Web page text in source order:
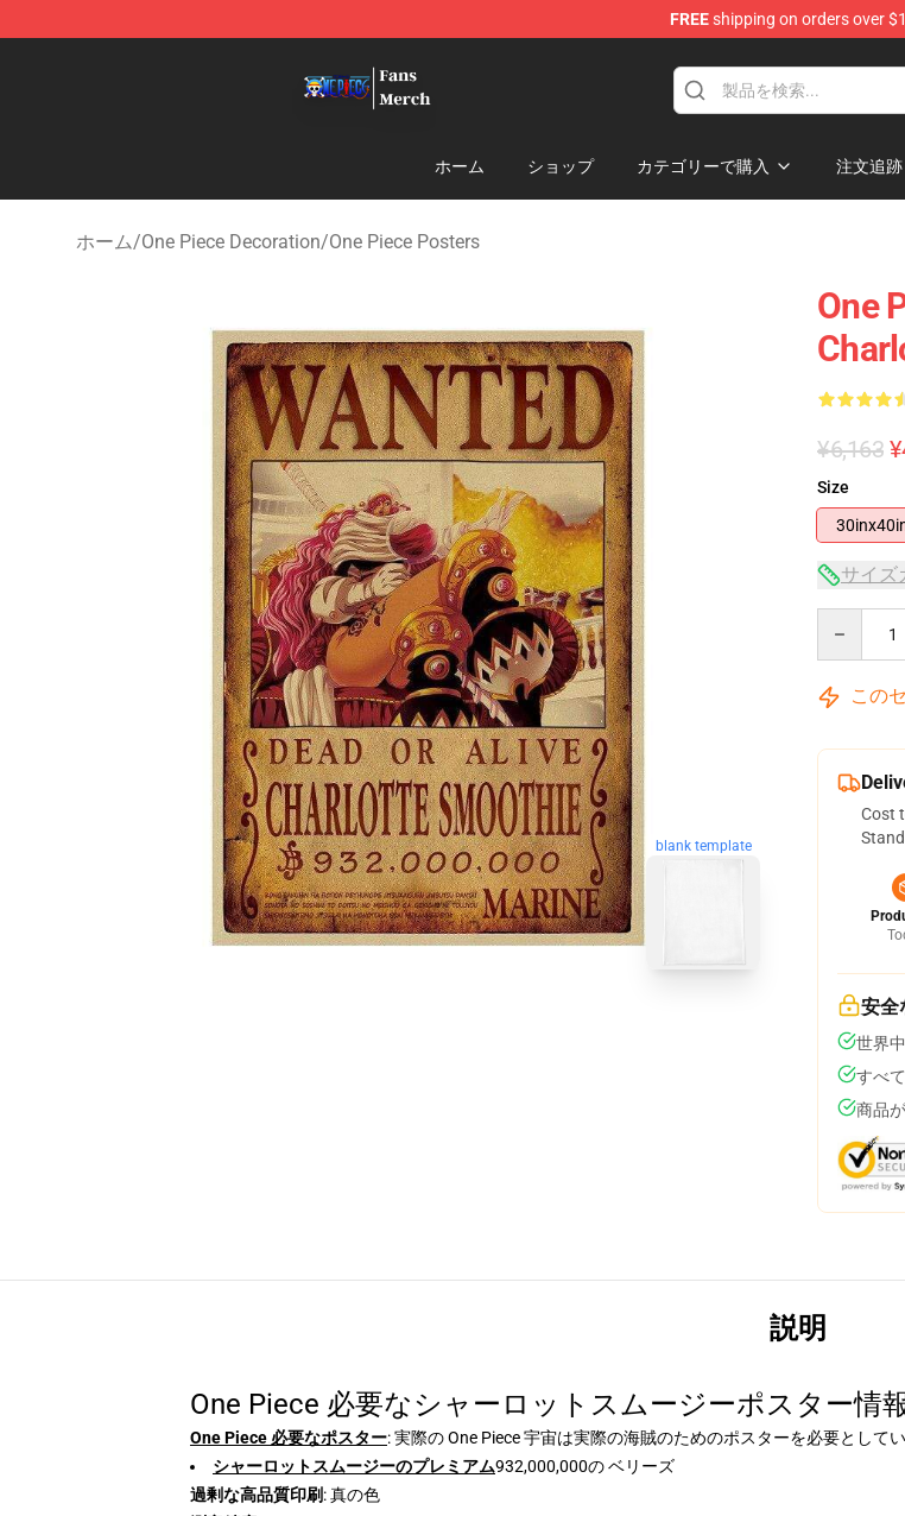
FREEshipping on orders over
ホーム ショップ カテゴリーで購入 注文追跡
ホーム/One Piece Decoration/One Piece Posters
blank template
One
¥6,163
Size
サイズ
この
Cost
安全
世界
すべ
商品
説明
One Piece 必要なシャーロットスムージーポスター情
One Piece 必要なポスター: 実際の One Piece 宇宙は実際の海賊のためのポスターを必要として
シャーロットスムージーのプレミアム932,000,000の ベリーズ
過剰な高品質印刷: 真の色